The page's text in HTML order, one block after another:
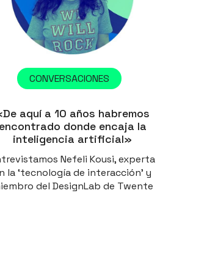
CONVERSACIONES
aquí a 10 años habremos
encontrado donde encaja la
inteligencia artificial»
Nefeli Kousi, experta
la ‘tecnología de interacción’ y
del DesignLab de Twente